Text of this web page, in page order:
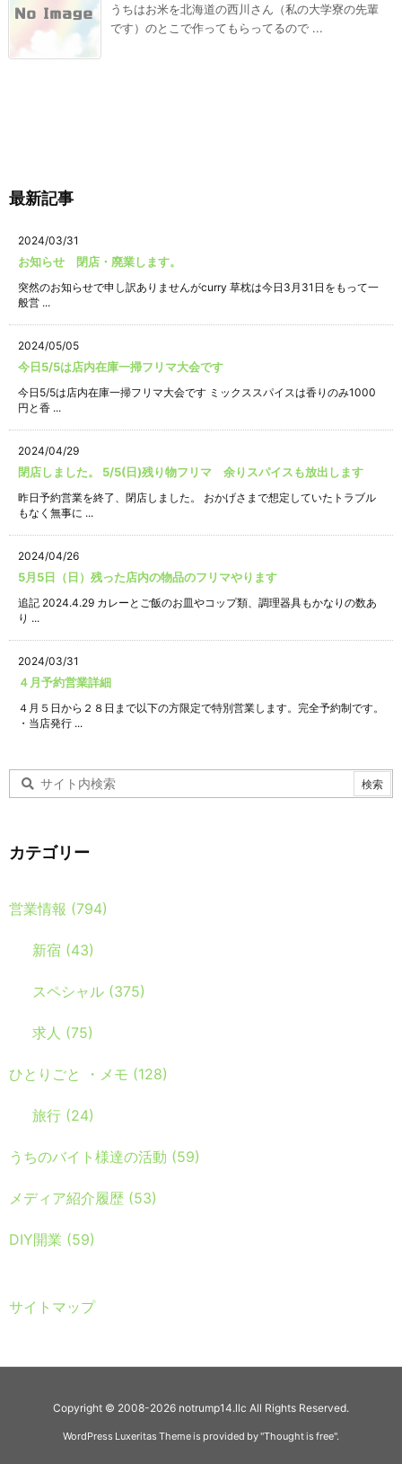
うちはお米を北海道の西川さん（私の大学寮の先輩
です）のとこで作ってもらってるので ...
最新記事
2024/03/31
お知らせ 閉店・廃業します。
突然のお知らせで申し訳ありませんがcurry 草枕は今日3月31日をもって一
般営 ...
2024/05/05
今日5/5は店内在庫一掃フリマ大会です
今日5/5は店内在庫一掃フリマ大会です ミックススパイスは香りのみ1000
円と香 ...
2024/04/29
閉店しました。 5/5(日)残り物フリマ 余りスパイスも放出します
昨日予約営業を終了、閉店しました。 おかげさまで想定していたトラブル
もなく無事に ...
2024/04/26
5月5日（日）残った店内の物品のフリマやります
追記 2024.4.29 カレーとご飯のお皿やコップ類、調理器具もかなりの数あ
り ...
2024/03/31
４月予約営業詳細
４月５日から２８日まで以下の方限定で特別営業します。完全予約制です。
・当店発行 ...
カテゴリー
営業情報 (794)
新宿 (43)
スペシャル (375)
求人 (75)
ひとりごと ・メモ (128)
旅行 (24)
うちのバイト様達の活動 (59)
メディア紹介履歴 (53)
DIY開業 (59)
サイトマップ
Copyright © 2008-2026 notrump14.llc All Rights Reserved.
WordPress Luxeritas Theme is provided by "Thought is free".